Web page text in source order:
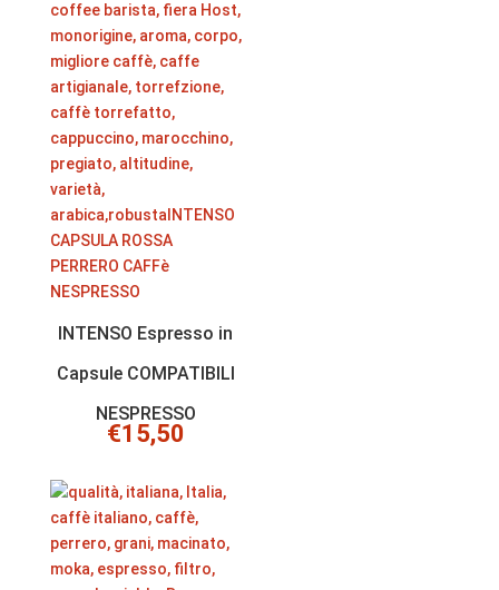
INTENSO Espresso in
Capsule COMPATIBILI
NESPRESSO
€15,50